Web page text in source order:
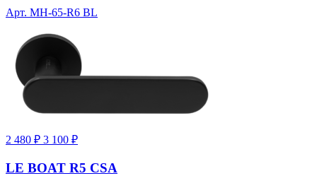
Арт. MH-65-R6 BL
2 480 ₽ 3 100 ₽
LE BOAT R5 CSA